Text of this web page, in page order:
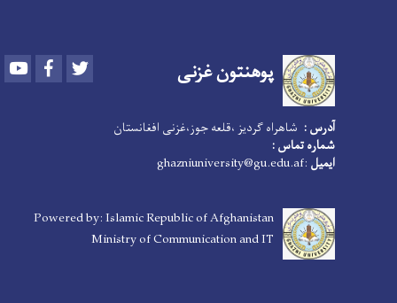
پوهنتونغزنی Youtube Facebook
آدرس : شاهراه گردیز ،قلعه جوز،غزنی افغانستان
شماره تماس :
ایمیل :ghazniuniversity@gu.edu.af
Powered by: Islamic Republic of Afghanistan
Ministry of Communication and IT